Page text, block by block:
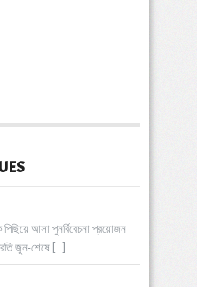
পিছিয়ে আসা পুনর্বিবেচনা প্রয়োজন
জুন-শেষে […]